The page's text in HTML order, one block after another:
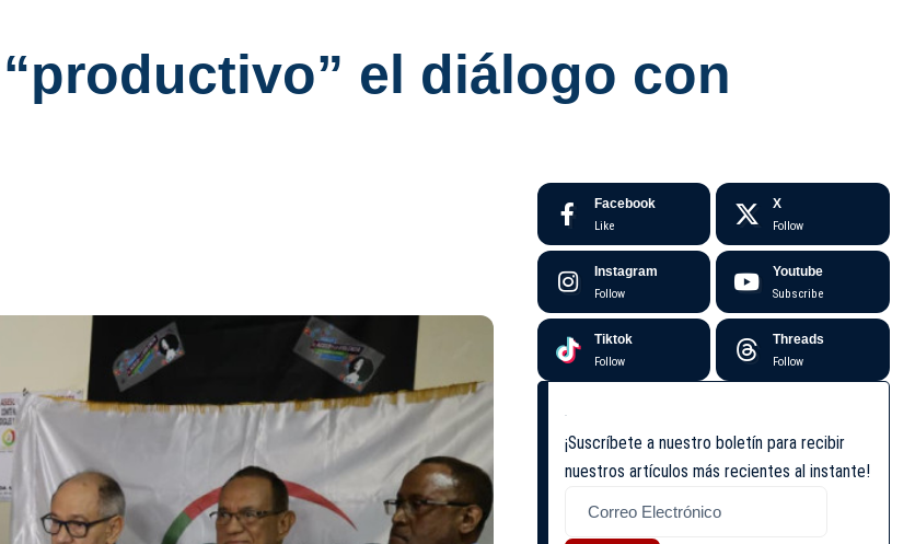
el diálogo con
Facebook
Like
X
Follow
Instagram
Follow
Youtube
Subscribe
Tiktok
Follow
Threads
Follow
¡Suscríbete a nuestro boletín para recibir
nuestros artículos más recientes al instante!